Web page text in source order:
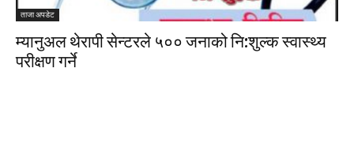
ताजा अपडेट
म्यानुअल थेरापी सेन्टरले ५०० जनाको नि:शुल्क स्वास्थ्य
परीक्षण गर्ने